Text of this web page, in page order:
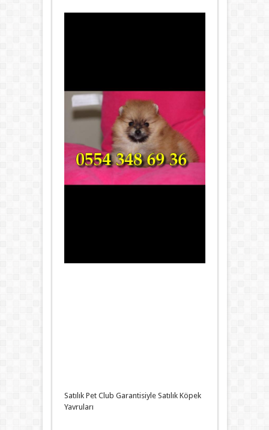
Satılık Pet Club Garantisiyle Satılık Köpek
Yavruları